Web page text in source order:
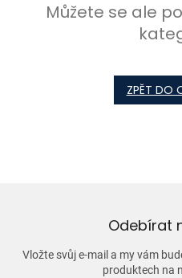
Můžete se ale
ZPĚT DO
Odebírat
Vložte svůj e-mail a my vám
produktech na